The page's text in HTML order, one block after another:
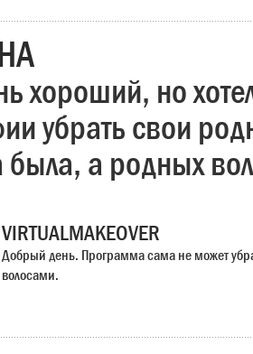
хороший, но
убрать свои
была, а родных
VIRTUALMAKEOVER
Добрый день. Программа сама не может
волосами.